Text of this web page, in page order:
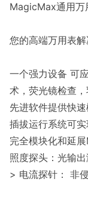
MagicMax通用万
您的高端万用表
一个强力设备 可
术，荧光镜检查
先进软件提供快
插拔运行系统可
完全模块化和延
照度探头：光输
> 电流探针： 非